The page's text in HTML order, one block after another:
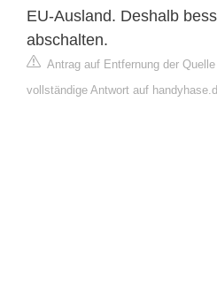
EU-Ausland. Deshalb
abschalten.
Antrag auf Entfernung der Quelle
vollständige Antwort auf